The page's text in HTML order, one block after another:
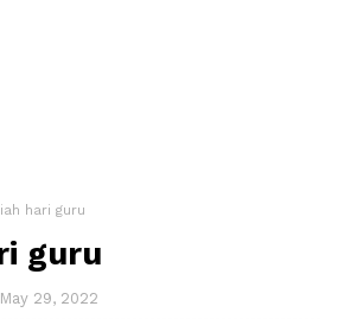
hari guru
guru
29, 2022